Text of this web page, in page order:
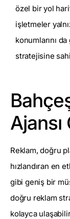
özel bir yol
işletmeler
konumlarını
stratejisine
Reklam, doğru
hızlandıran en
gibi geniş bir
doğru reklam
kolayca